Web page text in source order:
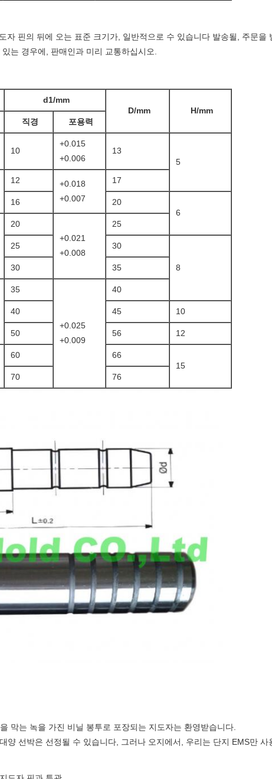
자 핀의 뒤에 오는 표준 크기가, 일반적으로 수 있습니다 발송될, 주문
는 경우에, 판매인과 미리 교통하십시오.
d1/mm
D/mm
H/mm
직경 포용력
10
+0.015
+0.006
13
5
12
+0.018
+0.007
17
16
20
6
20
+0.021
+0.008
25
25 30
8
30 35
35
+0.025
+0.009
40
40 45 10
50 56 12
60
66
15
70 76
막는 녹을 가진 비닐 봉투로 포장되는 지도자는 환영받습니다.
양 선박은 선정될 수 있습니다, 그러나 오지에서, 우리는 단지 EMS만 사